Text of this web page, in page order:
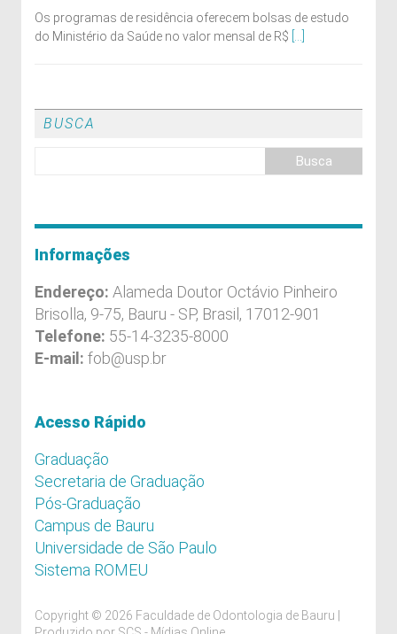
Os programas de residência oferecem bolsas de estudo
do Ministério da Saúde no valor mensal de R$
BUSCA
Informações
Endereço: Alameda Doutor Octávio Pinheiro
Brisolla, 9-75, Bauru - SP, Brasil, 17012-901
Telefone: 55-14-3235-8000
E-mail: fob@usp.br
Acesso Rápido
Graduação
Secretaria de Graduação
Pós-Graduação
Campus de Bauru
Universidade de São Paulo
Sistema ROMEU
Copyright © 2026 Faculdade de Odontologia de Bauru |